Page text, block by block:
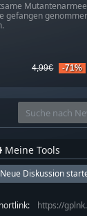
gefangen
4,99€ -71%
Meine Tools
Neue Diskussion
https://